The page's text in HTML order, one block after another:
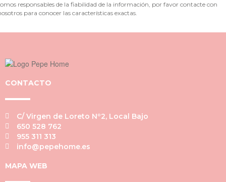
responsables de la fiabilidad de la información, por favor contacte con
para conocer las características exactas.
CONTACTO
C/ Virgen de Loreto Nº2, Local Bajo
650 528 762
955 311 313
info@pepehome.es
MAPA WEB